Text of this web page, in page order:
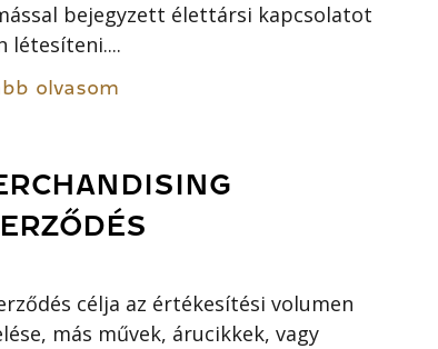
bejegyzett élettársi kapcsolatot
létesíteni....
olvasom
célja az értékesítési volumen
más művek, árucikkek, vagy